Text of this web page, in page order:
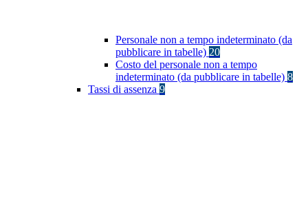
Personale non a tempo indeterminato (da
pubblicare in tabelle) 20
Costo del personale non a tempo
indeterminato (da pubblicare in tabelle) 8
Tassi di assenza 9